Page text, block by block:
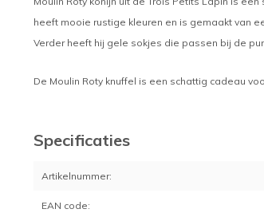
heeft mooie rustige kleuren en is gemaakt van
Verder heeft hij gele sokjes die passen bij de
De Moulin Roty knuffel is een schattig cadeau
Specificaties
Artikelnummer:
EAN code: